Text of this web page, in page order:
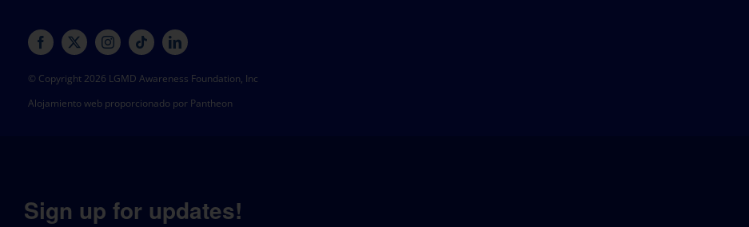
© Copyright 2026 LGMD Awareness Foundation, Inc
Alojamiento web proporcionado por Pantheon
Sign up for updates!